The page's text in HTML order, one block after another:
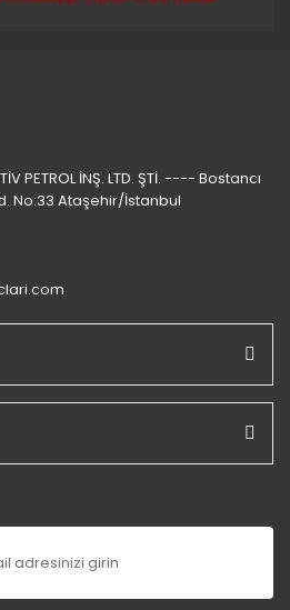
PETROL İNŞ. LTD. ŞTİ. ---- Bostancı
No:33 Ataşehir/İstanbul